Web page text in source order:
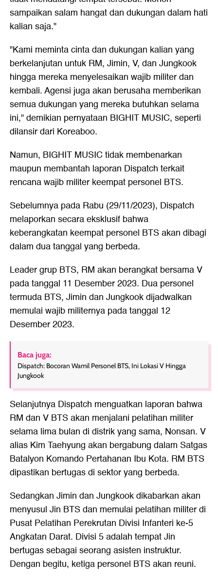
sampaikan salam hangat dan dukungan dalam hati
kalian saja."
"Kami meminta cinta dan dukungan kalian yang
berkelanjutan untuk RM, Jimin, V, dan Jungkook
hingga mereka menyelesaikan wajib militer dan
kembali. Agensi juga akan berusaha memberikan
semua dukungan yang mereka butuhkan selama
ini," demikian pernyataan BIGHIT MUSIC, seperti
dilansir dari Koreaboo.
Namun, BIGHIT MUSIC tidak membenarkan
maupun membantah laporan Dispatch terkait
rencana wajib militer keempat personel BTS.
Sebelumnya pada Rabu (29/11/2023), Dispatch
melaporkan secara eksklusif bahwa
keberangkatan keempat personel BTS akan dibagi
dalam dua tanggal yang berbeda.
Leader grup BTS, RM akan berangkat bersama V
pada tanggal 11 Desember 2023. Dua personel
termuda BTS, Jimin dan Jungkook dijadwalkan
memulai wajib militernya pada tanggal 12
Desember 2023.
Baca juga:
Dispatch: Bocoran Wamil Personel BTS, Ini Lokasi V Hingga
Jungkook
Selanjutnya Dispatch menguatkan laporan bahwa
RM dan V BTS akan menjalani pelatihan militer
selama lima bulan di distrik yang sama, Nonsan. V
alias Kim Taehyung akan bergabung dalam Satgas
Batalyon Komando Pertahanan Ibu Kota. RM BTS
dipastikan bertugas di sektor yang berbeda.
Sedangkan Jimin dan Jungkook dikabarkan akan
menyusul Jin BTS dan memulai pelatihan militer di
Pusat Pelatihan Perekrutan Divisi Infanteri ke-5
Angkatan Darat. Divisi 5 adalah tempat Jin
bertugas sebagai seorang asisten instruktur.
Dengan begitu, ketiga personel BTS akan reuni.